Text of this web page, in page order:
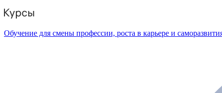
Обучение для смены профессии, роста в карьере и